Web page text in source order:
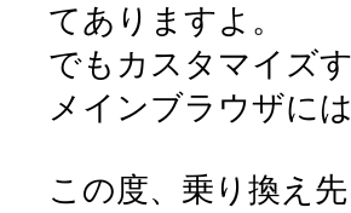
てありますよ。
でもカスタマイズ
メインブラウザに
この度、乗り換え